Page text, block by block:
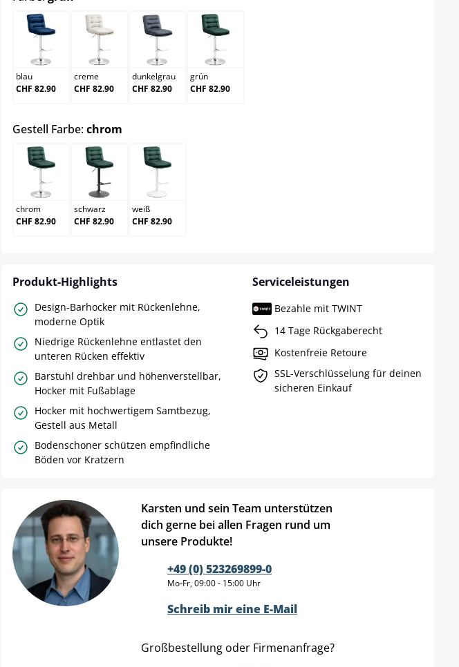
blau
blau
CHF 82.90
creme
creme
CHF 82.90
dunkelgrau
dunkelgrau
CHF 82.90
grün
grün
CHF 82.90
Gestell Farbe:chrom
chrom
chrom
CHF 82.90
schwarz
schwarz
CHF 82.90
weiß
weiß
CHF 82.90
Produkt-Highlights
Design-Barhocker mit Rückenlehne,
moderne Optik
Niedrige Rückenlehne entlastet den
unteren Rücken effektiv
Barstuhl drehbar und höhenverstellbar,
Hocker mit Fußablage
Hocker mit hochwertigem Samtbezug,
Gestell aus Metall
Bodenschoner schützen empfindliche
Böden vor Kratzern
Serviceleistungen
Bezahle mit TWINT
14 Tage Rückgaberecht
Kostenfreie Retoure
SSL-Verschlüsselung für deinen
sicheren Einkauf
Karsten und sein Team unterstützen
dich gerne bei allen Fragen rund um
unsere Produkte!
+49 (0) 523269899-0
Mo-Fr, 09:00 - 15:00 Uhr
Schreib mir eine E-Mail
Großbestellung oder Firmenanfrage?